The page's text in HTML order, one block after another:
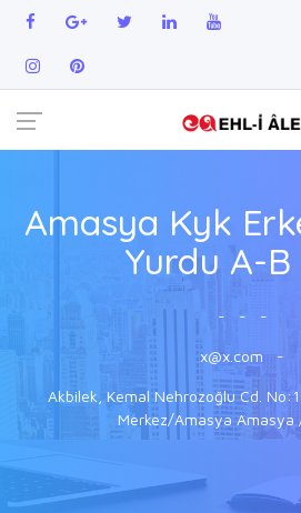
Amasya Kyk
Yurdu A-
- - -
x@x.com -
Akbilek, Kemal Nehrozoğlu Cd.
Merkez/Amasya Amasya